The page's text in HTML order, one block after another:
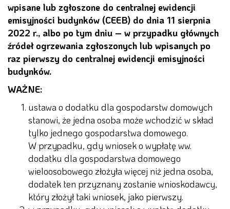
wpisane lub zgłoszone do centralnej ewidencji
emisyjności budynków (CEEB) do dnia 11 sierpnia
2022 r., albo po tym dniu – w przypadku głównych
źródeł ogrzewania zgłoszonych lub wpisanych po
raz pierwszy do centralnej ewidencji emisyjności
budynków.
WAŻNE:
ustawa o dodatku dla gospodarstw domowych
stanowi, że jedna osoba może wchodzić w skład
tylko jednego gospodarstwa domowego.
W przypadku, gdy wniosek o wypłatę ww.
dodatku dla gospodarstwa domowego
wieloosobowego złożyła więcej niż jedna osoba,
dodatek ten przyznany zostanie wnioskodawcy,
który złożył taki wniosek, jako pierwszy.